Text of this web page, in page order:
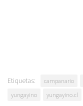
Etiquetas: campanario
yungayino
yungayino.cl